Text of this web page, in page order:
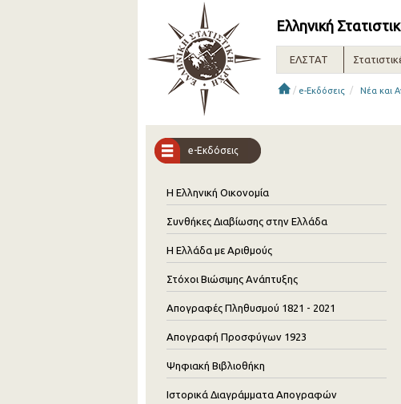
Ελληνική
ΕΛΣΤΑΤ
/ e-Εκδόσεις / Νέα και
e-Εκδόσεις
Η Ελληνική Οικονομία
Συνθήκες Διαβίωσης στην Ελλάδα
Η Ελλάδα με Αριθμούς
Στόχοι Βιώσιμης Ανάπτυξης
Απογραφές Πληθυσμού 1821 - 2021
Απογραφή Προσφύγων 1923
Ψηφιακή Βιβλιοθήκη
Ιστορικά Διαγράμματα Απογραφών